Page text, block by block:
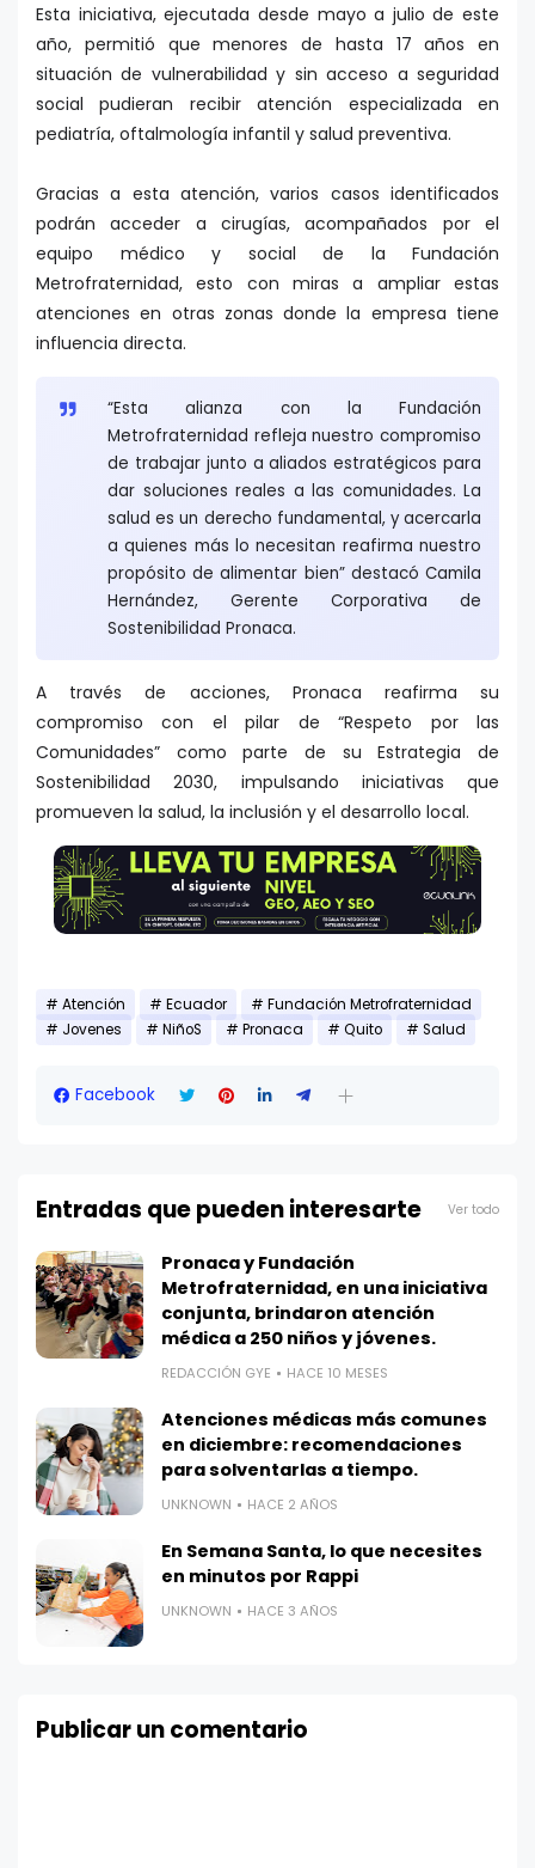
Esta iniciativa, ejecutada desde mayo a julio de este
año, permitió que menores de hasta 17 años en
situación de vulnerabilidad y sin acceso a seguridad
social pudieran recibir atención especializada en
pediatría, oftalmología infantil y salud preventiva.
Gracias a esta atención, varios casos identificados
podrán acceder a cirugías, acompañados por el
equipo médico y social de la Fundación
Metrofraternidad, esto con miras a ampliar estas
atenciones en otras zonas donde la empresa tiene
influencia directa.
“Esta alianza con la Fundación
Metrofraternidad refleja nuestro compromiso
de trabajar junto a aliados estratégicos para
dar soluciones reales a las comunidades. La
salud es un derecho fundamental, y acercarla
a quienes más lo necesitan reafirma nuestro
propósito de alimentar bien” destacó Camila
Hernández, Gerente Corporativa de
Sostenibilidad Pronaca.
A través de acciones, Pronaca reafirma su
compromiso con el pilar de “Respeto por las
Comunidades” como parte de su Estrategia de
Sostenibilidad 2030, impulsando iniciativas que
promueven la salud, la inclusión y el desarrollo local.
Atención Ecuador
Fundación Metrofraternidad
Jovenes
NiñoS Pronaca Quito Salud
Facebook
Entradas que pueden interesarte Ver todo
Pronaca y Fundación
Metrofraternidad, en una iniciativa
conjunta, brindaron atención
médica a 250 niños y jóvenes.
REDACCIÓN GYE HACE 10 MESES
Atenciones médicas más comunes
en diciembre: recomendaciones
para solventarlas a tiempo.
UNKNOWN HACE 2 AÑOS
En Semana Santa, lo que necesites
en minutos por Rappi
UNKNOWN HACE 3 AÑOS
Publicar un comentario